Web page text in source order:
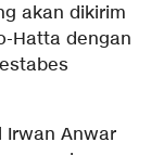
akan dikirim
Hatta dengan
Irwan Anwar